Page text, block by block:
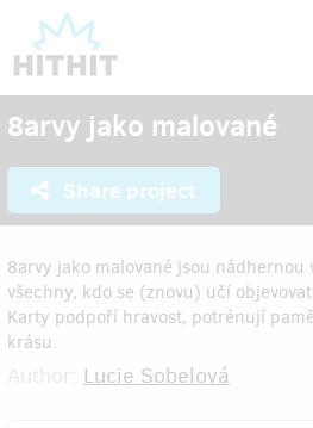
8arvy jako malované
Share project
8arvy jako malované jsou
všechny, kdo se (znovu) učí
Karty podpoří hravost, potrénují
krásu.
Lucie Sobelová